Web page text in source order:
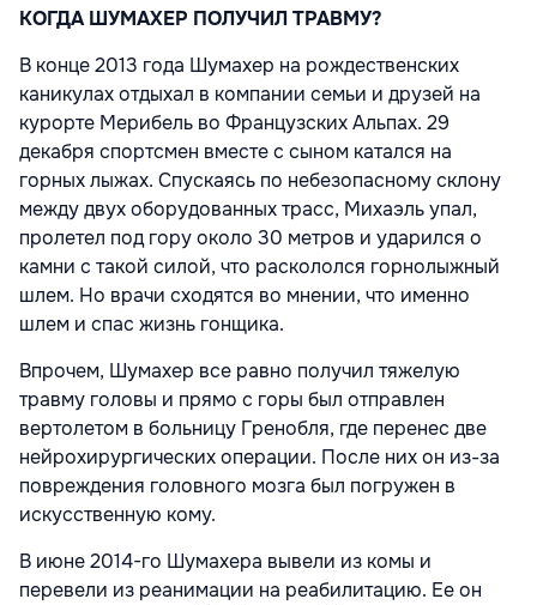
КОГДА ШУМАХЕР ПОЛУЧИЛ ТРАВМУ?
В конце 2013 года Шумахер на рождественских
каникулах отдыхал в компании семьи и друзей на
курорте Мерибель во Французских Альпах. 29
декабря спортсмен вместе с сыном катался на
горных лыжах. Спускаясь по небезопасному склону
между двух оборудованных трасс, Михаэль упал,
пролетел под гору около 30 метров и ударился о
камни с такой силой, что раскололся горнолыжный
шлем. Но врачи сходятся во мнении, что именно
шлем и спас жизнь гонщика.
Впрочем, Шумахер все равно получил тяжелую
травму головы и прямо с горы был отправлен
вертолетом в больницу Гренобля, где перенес две
нейрохирургических операции. После них он из-за
повреждения головного мозга был погружен в
искусственную кому.
В июне 2014-го Шумахера вывели из комы и
перевели из реанимации на реабилитацию. Ее он